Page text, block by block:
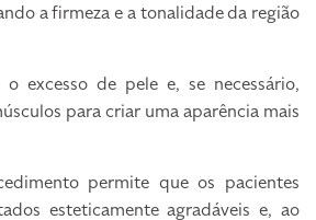
a firmeza e a tonalidade da região
excesso de pele e, se necessário,
para criar uma aparência mais
permite que os pacientes
esteticamente agradáveis e, ao